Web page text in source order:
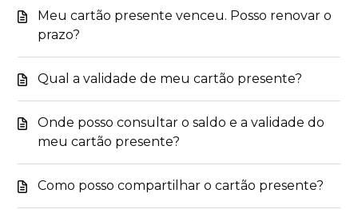
Meu cartão presente venceu. Posso renovar o
prazo?
Qual a validade de meu cartão presente?
Onde posso consultar o saldo e a validade do
meu cartão presente?
Como posso compartilhar o cartão presente?